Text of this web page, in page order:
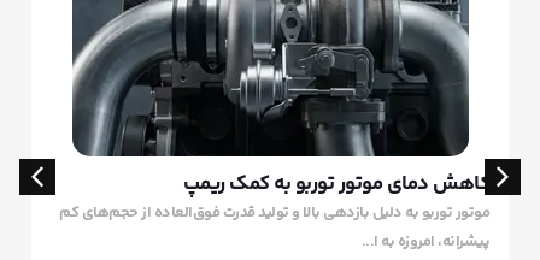
کاهش دمای موتور توربو به کمک ریمپ
موتور توربو به دلیل بازدهی بالا و تولید قدرت فوق‌العاده از حجم‌های کم
پیشرانه، امروزه به ا...